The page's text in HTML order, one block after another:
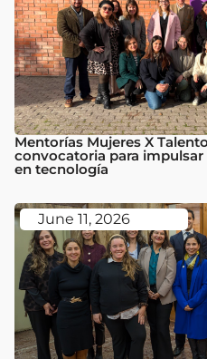
Mentorías Mujeres X
convocatoria para
en tecnología
June 11, 2026